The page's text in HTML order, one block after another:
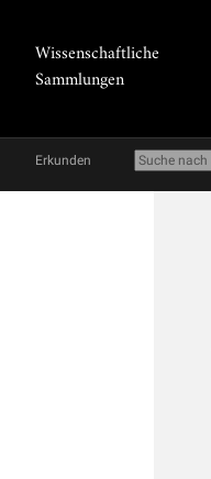
Wissenschaftliche
Sammlungen
Erkunden